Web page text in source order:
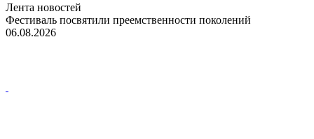
Лента новостей
Фестиваль посвятили преемственности поколений
06.08.2026